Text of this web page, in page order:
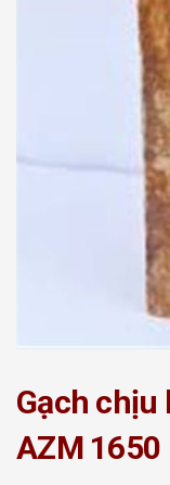
Gạch chịu
AZM 1650